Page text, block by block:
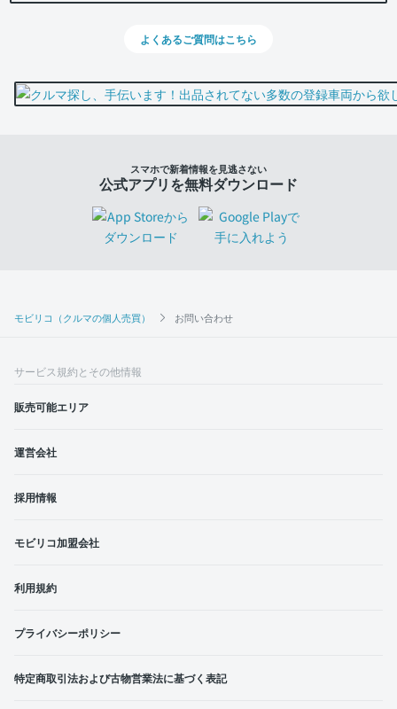
モビリコ（クルマの個人売買） お問い合わせ
よくあるご質問はこちら
スマホで新着情報を見逃さない
公式アプリを無料ダウンロード
サービス規約とその他情報
販売可能エリア
運営会社
採用情報
モビリコ加盟会社
利用規約
プライバシーポリシー
特定商取引法および古物営業法に基づく表記